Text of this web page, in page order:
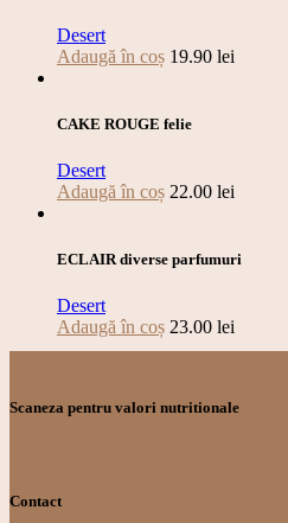
Desert
Adaugă în coș 19.90 lei
CAKE ROUGE felie
Desert
Adaugă în coș 22.00 lei
ECLAIR diverse parfumuri
Desert
Adaugă în coș 23.00 lei
Scaneza pentru valori nutritionale
Contact